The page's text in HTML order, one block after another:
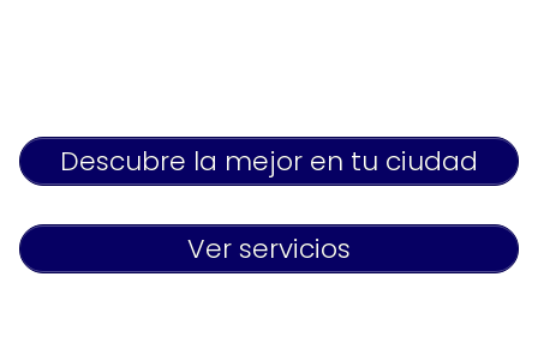
Descubre la mejor en tu ciudad
Ver servicios